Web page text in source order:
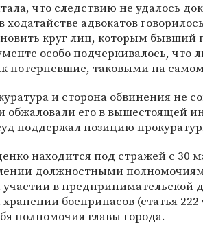
что следствию не удалось
ходатайстве адвокатов
круг лиц, которым
особо подчеркивалось, что
потерпевшие, таковыми на
и сторона обвинения не
обжаловали его в вышестоящей
поддержал позицию
находится под стражей с 30
должностными
в предпринимательской
боеприпасов (статья
полномочия главы города.